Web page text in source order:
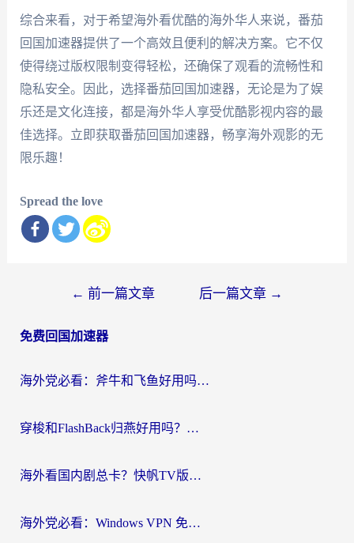
综合来看，对于希望海外看优酷的海外华人来说，番茄
回国加速器提供了一个高效且便利的解决方案。它不仅
使得绕过版权限制变得轻松，还确保了观看的流畅性和
隐私安全。因此，选择番茄回国加速器，无论是为了娱
乐还是文化连接，都是海外华人享受优酷影视内容的最
佳选择。立即获取番茄回国加速器，畅享海外观影的无
限乐趣！
Spread the love
导
← 前一篇文章 后一篇文章 →
免费回国加速器
海外党必看：斧牛和飞鱼好用吗？3步选对回国加速器，无缝刷剧玩国服
穿梭和FlashBack归燕好用吗？海外党亲测3款热门回国加速器，教你选对不踩坑
海外看国内剧总卡？快帆TV版VPN好用吗？和快滚VPN对比哪个回国效果更好？
海外党必看：Windows VPN 免费？别踩坑！教你选对好用的国内加速器无缝回国